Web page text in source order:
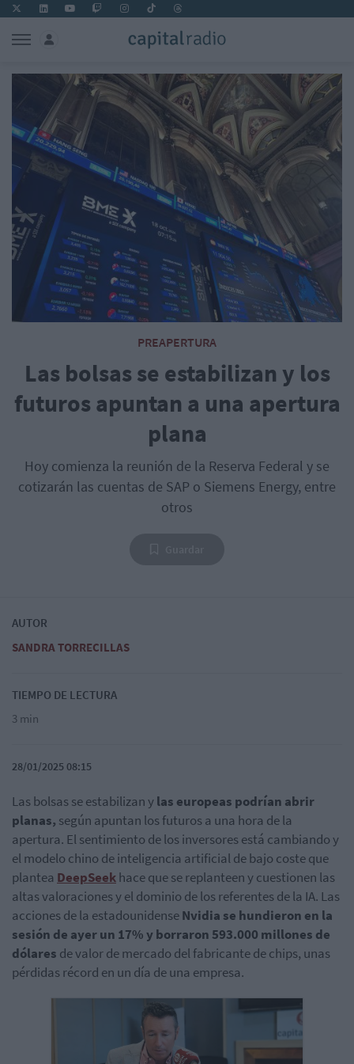
PREAPERTURA
Las bolsas se estabilizan y los
futuros apuntan a una apertura
plana
Hoy comienza la reunión de la Reserva Federal y se
cotizarán las cuentas de SAP o Siemens Energy, entre
otros
AUTOR
SANDRA TORRECILLAS
TIEMPO DE LECTURA
3 min
28/01/2025 08:15
Las bolsas se estabilizan ylas europeas podrían abrir
planas, según apuntan los futuros a una hora de la
apertura. El sentimiento de los inversores está cambiando y
el modelo chino de inteligencia artificial de bajo coste que
plantea DeepSeekhace que se replanteen y cuestionen las
altas valoraciones y el dominio de los referentes de la IA. Las
acciones de la estadounidenseNvidia se hundieron en la
sesión de ayer un 17% y borraron 593.000 millones de
dólares de valor de mercado del fabricante de chips, unas
pérdidas récord en un día de una empresa.